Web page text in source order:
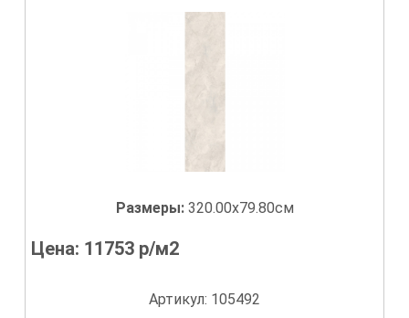
Размеры: 320.00x79.80см
Цена: 11753 р/м2
Артикул: 105492